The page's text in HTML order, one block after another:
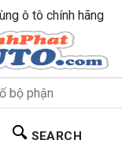
ô tô chính hãng
SEARCH